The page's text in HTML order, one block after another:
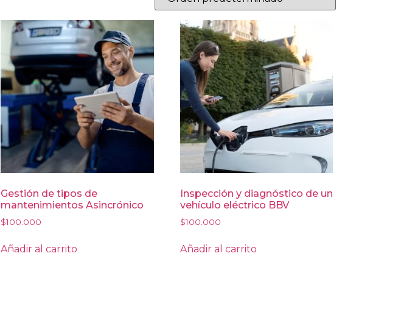
Gestión de tipos de
mantenimientos Asincrónico
$100.000
Añadir al carrito
Inspección y diagnóstico de un
vehículo eléctrico BBV
$100.000
Añadir al carrito